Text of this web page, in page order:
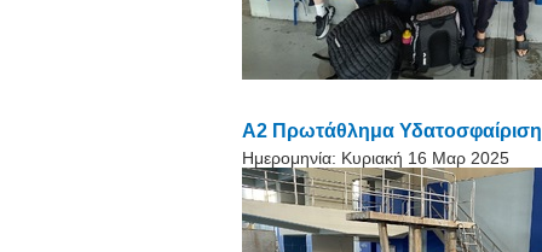
Α2 Πρωτάθλημα
Ημερομηνία: Κυριακή 16 Μαρ 2025